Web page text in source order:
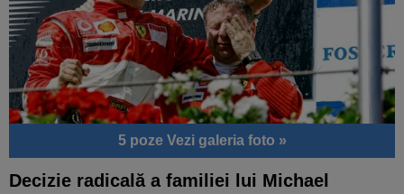
5 poze Vezi galeria foto »
Decizie radicală a familiei lui Michael